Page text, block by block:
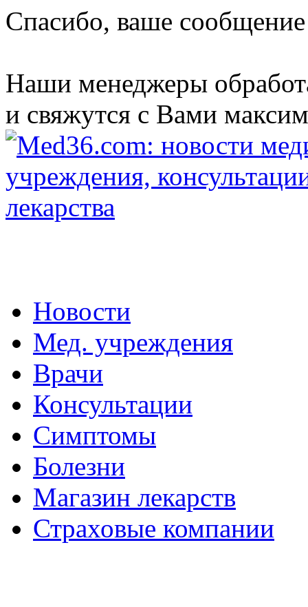
Спасибо, ваше
Наши менеджеры
и свяжутся с Вами
Новости
Мед. учреждения
Врачи
Консультации
Симптомы
Болезни
Магазин лекарств
Страховые компании